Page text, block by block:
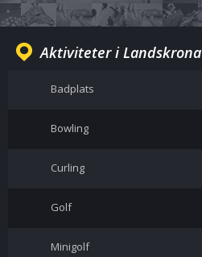
Aktiviteter i Landskrona
Badplats
Bowling
Curling
Golf
Minigolf